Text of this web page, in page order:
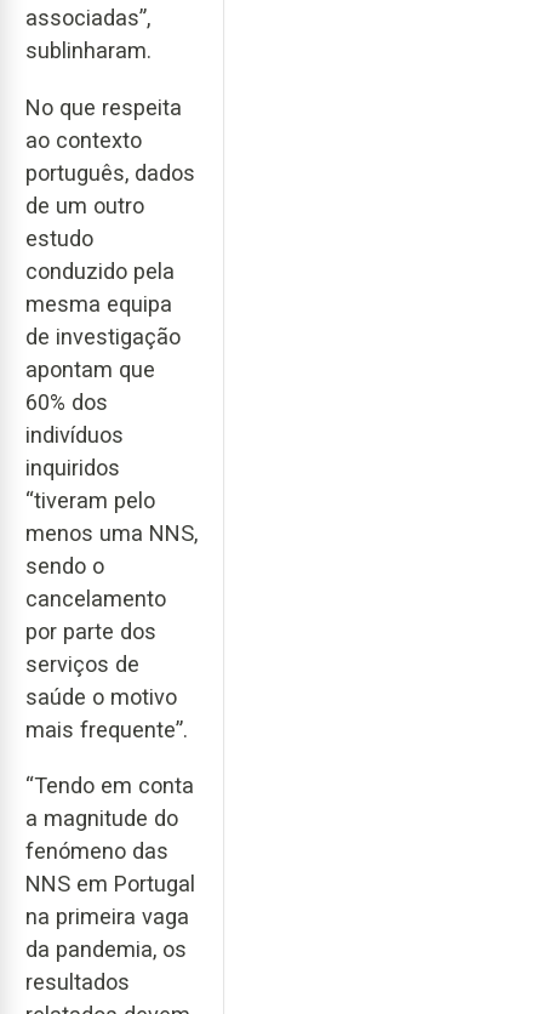
associadas”,
sublinharam.
No que respeita
ao contexto
português, dados
de um outro
estudo
conduzido pela
mesma equipa
de investigação
apontam que
60% dos
indivíduos
inquiridos
“tiveram pelo
menos uma NNS,
sendo o
cancelamento
por parte dos
serviços de
saúde o motivo
mais frequente”.
“Tendo em conta
a magnitude do
fenómeno das
NNS em Portugal
na primeira vaga
da pandemia, os
resultados